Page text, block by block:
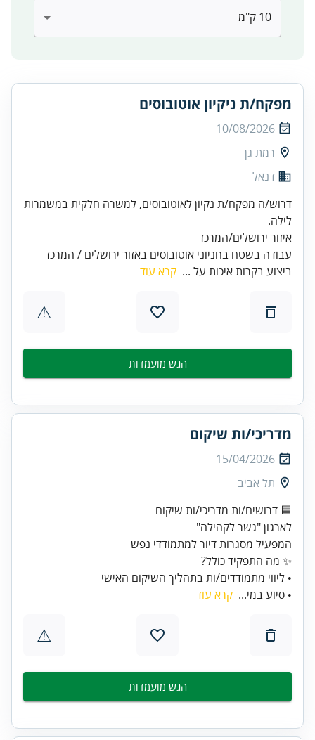
מפקח/ת ניקיון אוטובוסים
10/08/2026
רמת גן
דנאל
דרוש/ה מפקח/ת נקיון לאוטובוסים, למשרה חלקית במשמרות
עבודה בשטח בחניוני אוטובוסים באזור ירושלים / המרכז
ביצוע בקרות איכות על ... קרא עוד
⚠
הגש מועמדות
מדריכי/ות שיקום
15/04/2026
תל אביב
• ליווי מתמודדים/ות בתהליך השיקום האישי
• סיוע במי... קרא עוד
⚠
הגש מועמדות